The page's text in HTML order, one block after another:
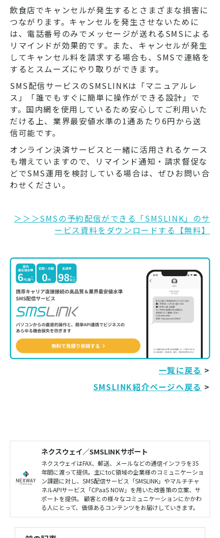
飲食店でキャンセルが発生するとさまざまな損害に
つながります。キャンセルを発生させないために
は、電話番号のみでメッセージが送れるSMSによる
リマインドが効果的です。また、キャンセルが発生
してキャンセル料を請求する場合も、SMSで連絡を
するとスムーズにやり取りができます。
SMS配信サービスのSMSLINKは「マニュアルレ
ス」「誰でもすぐに簡単に操作ができる設計」で
す。国内網を使用しているため安心してご利用いた
だける上、業界最安値水準の1通あたり6円から送
信可能です。
オンライン決済サービスと一緒に活用されるケース
も増えていますので、リマインド通知・請求督促な
どでSMS運用を検討している場合は、ぜひお問い合
わせください。
＞＞＞SMSの予約配信ができる「SMSLINK」のサ
ービス資料をダウンロードする【無料】
一覧に戻る >
SMSLINK紹介ページへ戻る >
ネクスウェイ／SMSLINKサポート
ネクスウェイはFAX、郵送、メールなどの通信インフラを35
年間に渡って提供。主にtoC領域の企業様のコミュニケーショ
ン課題に対し、SMS配信サービス「SMSLINK」やマルチチャ
ネルAPIサービス「CPaaS NOW」を用いた改善策の立案、サ
ポートを提供。 顧客との様々なコミュニケーションにかかわ
る人にとって、価値あるコンテンツをお届けしていきます。